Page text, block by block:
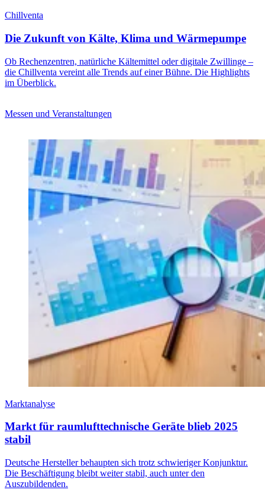
Chillventa
Die Zukunft von Kälte, Klima und Wärmepumpe
Ob Rechenzentren, natürliche Kältemittel oder digitale Zwillinge –
die Chillventa vereint alle Trends auf einer Bühne. Die Highlights
im Überblick.
Messen und Veranstaltungen
Marktanalyse
Markt für raumlufttechnische Geräte blieb 2025
stabil
Deutsche Hersteller behaupten sich trotz schwieriger Konjunktur.
Die Beschäftigung bleibt weiter stabil, auch unter den
Auszubildenden.